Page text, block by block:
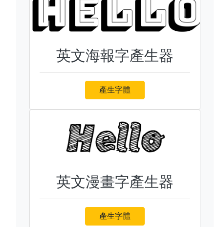
英文海報字產生器
產生字體
英文漫畫字產生器
產生字體